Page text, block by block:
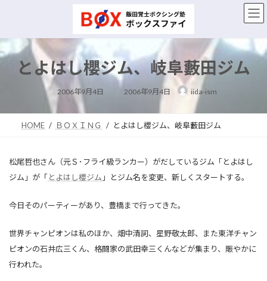
ン
ツ
プ
ー
シ
動
とよはし櫻ジム、岐阜藪田ジム
2006年9月4日
終
日
時
:
2006年9月4日 iida-ism
HOME ＢＯＸＩＮＧ とよはし櫻ジム、岐阜藪田ジム
松尾哲也さん（元Ｓ･フライ級ランカー）がだしているジム「とよはし
ジム」が「とよはし櫻ジム 」とジム名を変更、新しくスタートする。
今日そのパーティーがあり、豊橋まで行ってきた。
世界チャンピオンは私のほか、畑中清詞、星野敬太郎、また東洋チャン
ピオンの石井広三くん、格闘家の武田幸三くんなどが集まり、賑やかに
行われた。